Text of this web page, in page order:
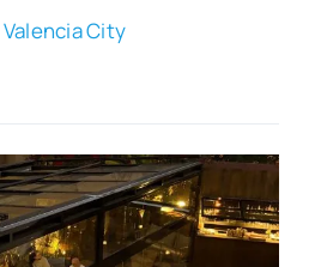
Valen­cia City